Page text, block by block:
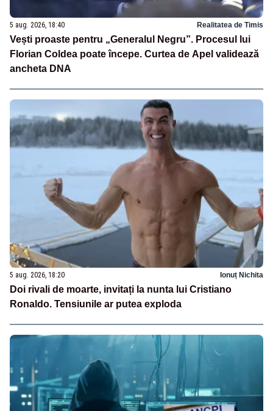
5 aug. 2026, 18:40 Realitatea de Timis
Vești proaste pentru „Generalul Negru”. Procesul lui
Florian Coldea poate începe. Curtea de Apel validează
ancheta DNA
5 aug. 2026, 18:20 Ionuț Nichita
Doi rivali de moarte, invitați la nunta lui Cristiano
Ronaldo. Tensiunile ar putea exploda